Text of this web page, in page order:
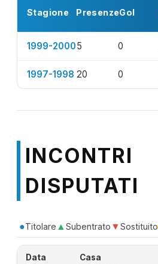
Stagione PresenzeGol
1999-20005 0
1997-1998 20 0
INCONTRI
DISPUTATI
●Titolare ▲Subentrato ▼Sostituito
Data
Casa